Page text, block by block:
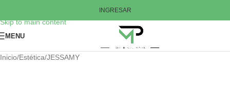
Skip to main content
INGRESAR
MENU
Inicio/Estética/JESSAMY